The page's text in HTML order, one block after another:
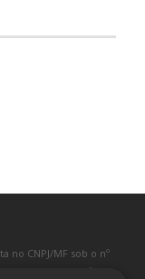
no CNPJ/MF sob o nº
Rua Kanebo, nº 175,